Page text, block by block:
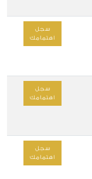
سجل
اهتمامك
سجل
اهتمامك
سجل
اهتمامك